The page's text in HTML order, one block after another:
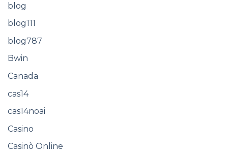
blog
blog111
blog787
Bwin
Canada
cas14
cas14noai
Casino
Casinò Online